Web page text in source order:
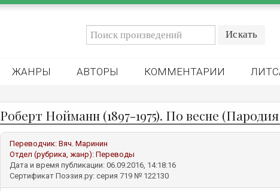
ЖАНРЫ АВТОРЫ КОММЕНТАРИИ
Роберт Нойманн (1897-1975). По весне
Переводчик: Вяч. Маринин
Отдел (рубрика, жанр): Переводы
Дата и время публикации: 06.09.2016, 14:18:16
Сертификат Поэзия.ру: серия 719 № 122130